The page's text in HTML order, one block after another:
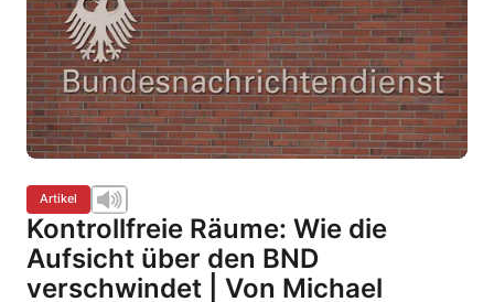
Artikel
Kontrollfreie Räume: Wie die
Aufsicht über den BND
verschwindet | Von Michael